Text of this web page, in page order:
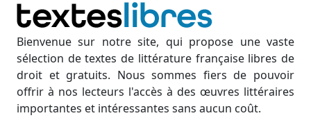
Bienvenue sur notre site, qui propose une vaste
sélection de textes de littérature française libres de
droit et gratuits. Nous sommes fiers de pouvoir
offrir à nos lecteurs l'accès à des œuvres littéraires
importantes et intéressantes sans aucun coût.